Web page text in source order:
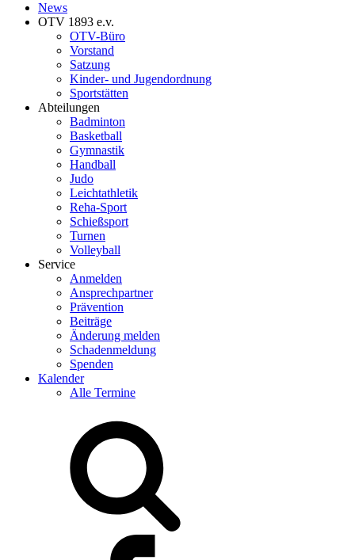
News
OTV 1893 e.v.
OTV-Büro
Vorstand
Satzung
Kinder- und Jugendordnung
Sportstätten
Abteilungen
Badminton
Basketball
Gymnastik
Handball
Judo
Leichtathletik
Reha-Sport
Schießsport
Turnen
Volleyball
Service
Anmelden
Ansprechpartner
Prävention
Beiträge
Änderung melden
Schadenmeldung
Spenden
Kalender
Alle Termine